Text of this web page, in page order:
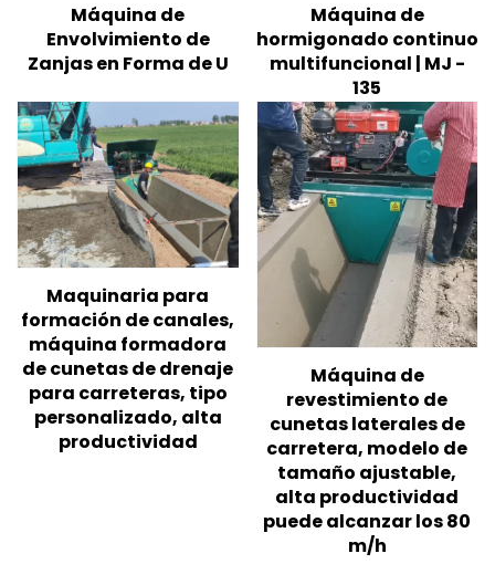
Máquina de
Envolvimiento de
Zanjas en Forma de U
Máquina de
hormigonado continuo
multifuncional | MJ -
135
Maquinaria para
formación de canales,
máquina formadora
de cunetas de drenaje
para carreteras, tipo
personalizado, alta
productividad
Máquina de
revestimiento de
cunetas laterales de
carretera, modelo de
tamaño ajustable,
alta productividad
puede alcanzar los 80
m/h